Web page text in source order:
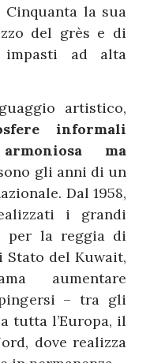
la sua
del grès e di
impasti ad alta
artistico,
informali
ma
gli anni di un
Dal 1958,
i grandi
per la reggia di
Stato del Kuwait,
aumentare
– tra gli
tutta l’Europa, il
dove realizza